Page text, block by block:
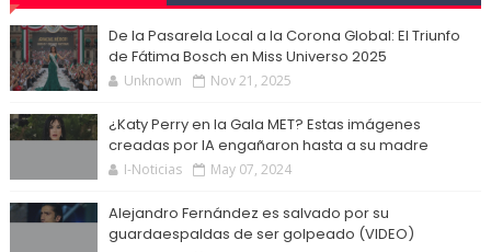
De la Pasarela Local a la Corona Global: El Triunfo
de Fátima Bosch en Miss Universo 2025
Unknown Nov 21, 2025
¿Katy Perry en la Gala MET? Estas imágenes
creadas por IA engañaron hasta a su madre
I-Noticias May 07, 2024
Alejandro Fernández es salvado por su
guardaespaldas de ser golpeado (VIDEO)